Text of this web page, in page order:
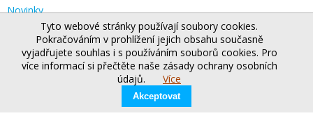
Novinky
Kanceláře ve světě
© 2026 Kingspan Holdings (Irl) Limited
Tyto webové stránky používají soubory cookies.
Pokračováním v prohlížení jejich obsahu současně
vyjadřujete souhlas i s používáním souborů cookies. Pro
více informací si přečtěte naše zásady ochrany osobních
údajů.
Více
Akceptovat